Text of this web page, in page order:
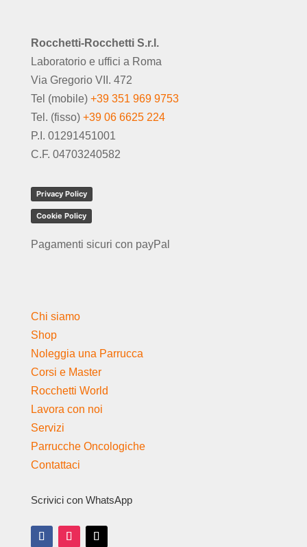
Rocchetti-Rocchetti S.r.l.
Laboratorio e uffici a Roma
Via Gregorio VII. 472
Tel (mobile) +39 351 969 9753
Tel. (fisso) +39 06 6625 224
P.I. 01291451001
C.F. 04703240582
Privacy Policy
Cookie Policy
Pagamenti sicuri con payPal
Chi siamo
Shop
Noleggia una Parrucca
Corsi e Master
Rocchetti World
Lavora con noi
Servizi
Parrucche Oncologiche
Contattaci
Scrivici con WhatsApp